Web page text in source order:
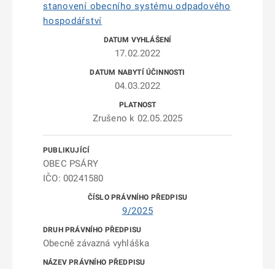
stanovení obecního systému odpadového
hospodářství
17.02.2022
04.03.2022
Zrušeno k 02.05.2025
OBEC PSÁRY
IČO: 00241580
9/2025
Obecně závazná vyhláška